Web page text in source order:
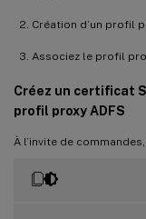
Création d’un profil
Associez le profil
Créez un certificat
profil proxy ADFS
À l’invite de